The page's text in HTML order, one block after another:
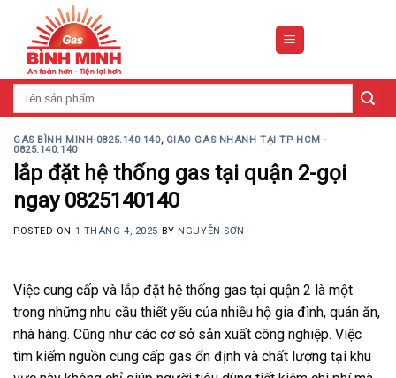
content
GAS BÌNH MINH-0825.140.140, GIAO GAS NHANH TẠI TP HCM -
0825.140.140
lắp đặt hệ thống gas tại quận 2-gọi
ngay 0825140140
POSTED ON 1 THÁNG 4, 2025 BY NGUYỄN SƠN
Việc cung cấp và lắp đặt hệ thống gas tại quận 2 là một
trong những nhu cầu thiết yếu của nhiều hộ gia đình, quán ăn,
nhà hàng. Cũng như các cơ sở sản xuất công nghiệp. Việc
tìm kiếm nguồn cung cấp gas ổn định và chất lượng tại khu